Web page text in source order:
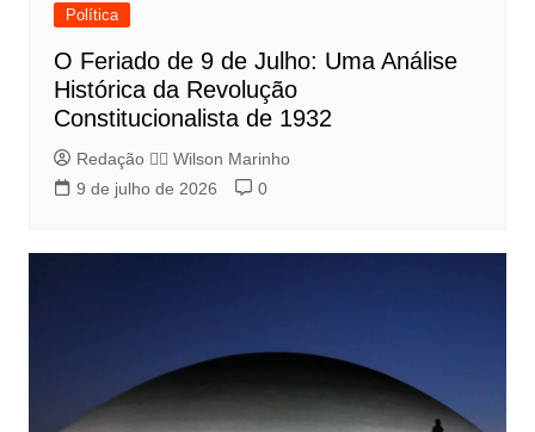
Política
O Feriado de 9 de Julho: Uma Análise
Histórica da Revolução
Constitucionalista de 1932
Redação 👨‍⚖️​ Wilson Marinho
9 de julho de 2026
0